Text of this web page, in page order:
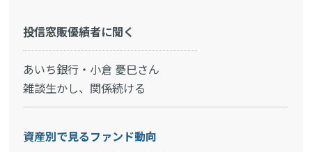
投信窓販優績者に聞く
あいち銀行・小倉 憂巳さん
雑談生かし、関係続ける
資産別で見るファンド動向